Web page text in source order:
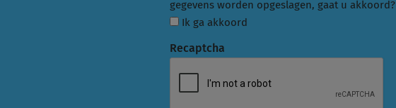
gegevens worden opgeslagen, gaat u akkoord?
Ik ga akkoord
Recaptcha